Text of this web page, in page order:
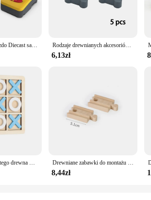
Magnetyczne gniazdo Diecast samochodowe RC pociąg elektryczny zestawy gąsienic pasujące do wszystkich drewnianych torów kolejowych akcesoria świąteczne prezent dla dzieci Rodzaje drewnianych akcesoriów torowych drewno bukowe pociąg kolejowy złącze torowe zabawki Fit Biro wszystkie marki drewniane tory światła zabawki
6,13zł
Gra planszowa z litego drewna Tic Tac Toe - idealna do zabawy rodzinnej i rozrywki na podwórku! Drewniane zabawki do montażu torów kolejowych dla wszystkich pociągów Thomas Mostek samochodowy Światło drogowe Buk Drewniana kolejka Dziecko Kreatywna zabawka
8,44zł